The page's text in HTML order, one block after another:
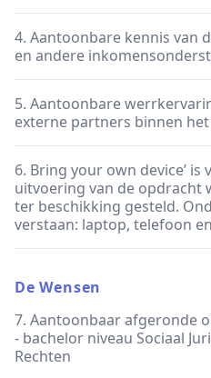
4. Aantoonbare kennis van
en andere
5. Aantoonbare
externe partners binnen
6. Bring your own device’ is
uitvoering van de opdracht
ter beschikking gesteld.
verstaan: laptop, telefoon
De Wensen
7. Aantoonbaar afgeronde
- bachelor niveau Sociaal
Rechten